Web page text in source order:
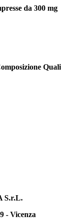
da 300 mg
S.r.L.
- Vicenza